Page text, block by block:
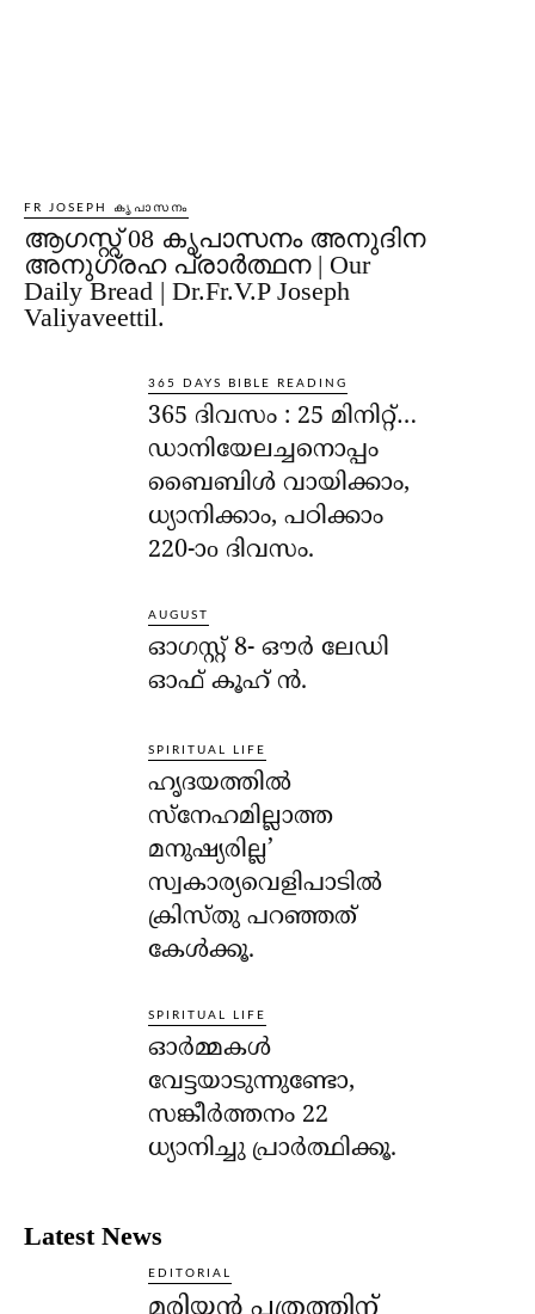
FR JOSEPH കൃപാസനം
ആഗസ്റ്റ് 08 കൃപാസനം അനുദിന
അനുഗ്രഹ പ്രാർത്ഥന | Our
Daily Bread | Dr.Fr.V.P Joseph
Valiyaveettil.
365 DAYS BIBLE READING
365 ദിവസം : 25 മിനിറ്റ്…
ഡാനിയേലച്ചനൊപ്പം
ബൈബിൾ വായിക്കാം,
ധ്യാനിക്കാം, പഠിക്കാം
220-ാo ദിവസം.
AUGUST
ഓഗസ്റ്റ് 8- ഔര്‍ ലേഡി
ഓഫ് കൂഹ് ന്‍.
SPIRITUAL LIFE
ഹൃദയത്തില്‍
സ്‌നേഹമില്ലാത്ത
മനുഷ്യരില്ല’
സ്വകാര്യവെളിപാടില്‍
ക്രിസ്തു പറഞ്ഞത്
കേള്‍ക്കൂ.
SPIRITUAL LIFE
ഓര്‍മ്മകള്‍
വേട്ടയാടുന്നുണ്ടോ,
സങ്കീര്‍ത്തനം 22
ധ്യാനിച്ചു പ്രാര്‍ത്ഥിക്കൂ.
Latest News
EDITORIAL